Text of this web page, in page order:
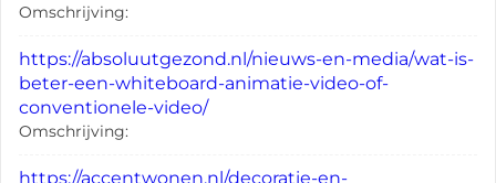
Omschrijving:
https://absoluutgezond.nl/nieuws-en-media/wat-is-
beter-een-whiteboard-animatie-video-of-
conventionele-video/
Omschrijving:
https://accentwonen.nl/decoratie-en-